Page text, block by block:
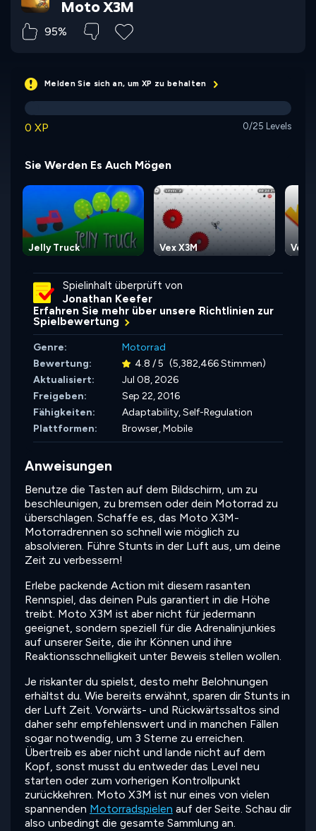
Moto X3M
95%
Melden Sie sich an, um XP zu behalten
0 XP 0/25 Levels
Sie Werden Es Auch Mögen
Jelly Truck Vex X3M Vex
Spielinhalt überprüft von
Jonathan Keefer
Erfahren Sie mehr über unsere Richtlinien zur
Spielbewertung
Genre:
Motorrad
Bewertung:
4.8 / 5 (5,382,466 Stimmen)
Aktualisiert:
Jul 08, 2026
Freigeben:
Sep 22, 2016
Fähigkeiten:
Adaptability,Self-Regulation
Plattformen:
Browser, Mobile
Anweisungen
Benutze die Tasten auf dem Bildschirm, um zu
beschleunigen, zu bremsen oder dein Motorrad zu
überschlagen. Schaffe es, das Moto X3M-
Motorradrennen so schnell wie möglich zu
absolvieren. Führe Stunts in der Luft aus, um deine
Zeit zu verbessern!
Erlebe packende Action mit diesem rasanten
Rennspiel, das deinen Puls garantiert in die Höhe
treibt. Moto X3M ist aber nicht für jedermann
geeignet, sondern speziell für die Adrenalinjunkies
auf unserer Seite, die ihr Können und ihre
Reaktionsschnelligkeit unter Beweis stellen wollen.
Je riskanter du spielst, desto mehr Belohnungen
erhältst du. Wie bereits erwähnt, sparen dir Stunts in
der Luft Zeit. Vorwärts- und Rückwärtssaltos sind
daher sehr empfehlenswert und in manchen Fällen
sogar notwendig, um 3 Sterne zu erreichen.
Übertreib es aber nicht und lande nicht auf dem
Kopf, sonst musst du entweder das Level neu
starten oder zum vorherigen Kontrollpunkt
zurückkehren. Moto X3M ist nur eines von vielen
spannenden Motorradspielen auf der Seite. Schau dir
also unbedingt die gesamte Sammlung an.